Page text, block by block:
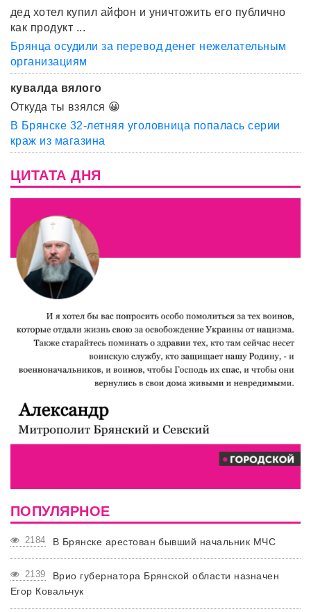
дед хотел купил айфон и уничтожить его публично
как продукт ...
Брянца осудили за перевод денег нежелательным
организациям
кувалда вялого
Откуда ты взялся 😀
В Брянске 32-летняя уголовница попалась серии
краж из магазина
ЦИТАТА ДНЯ
ПОПУЛЯРНОЕ
2184 В Брянске арестован бывший начальник МЧС
2139
Врио губернатора Брянской области назначен
Егор Ковальчук